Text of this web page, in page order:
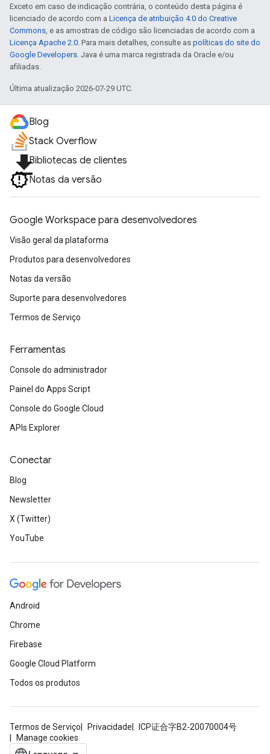
Exceto em caso de indicação contrária, o conteúdo desta página é
licenciado de acordo com a Licença de atribuição 4.0 do Creative
Commons, e as amostras de código são licenciadas de acordo com a
Licença Apache 2.0. Para mais detalhes, consulte as políticas do site do
Google Developers. Java é uma marca registrada da Oracle e/ou
afiliadas.
Última atualização 2026-07-29 UTC.
Blog
Stack Overflow
file_downloadBibliotecas de clientes
Notas da versão
Google Workspace para desenvolvedores
Visão geral da plataforma
Produtos para desenvolvedores
Notas da versão
Suporte para desenvolvedores
Termos de Serviço
Ferramentas
Console do administrador
Painel do Apps Script
Console do Google Cloud
APIs Explorer
Conectar
Blog
Newsletter
X (Twitter)
YouTube
Android
Chrome
Firebase
Google Cloud Platform
Todos os produtos
Termos de Serviço Privacidade
ICP证合字B2-20070004号
Manage cookies